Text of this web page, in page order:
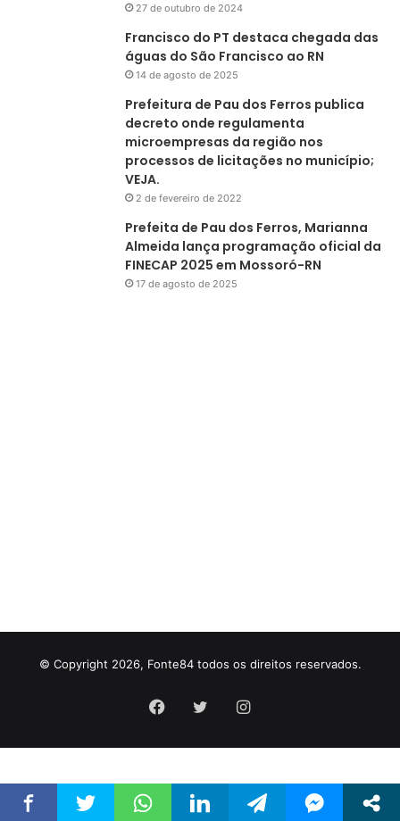
27 de outubro de 2024
Francisco do PT destaca chegada das
águas do São Francisco ao RN
14 de agosto de 2025
Prefeitura de Pau dos Ferros publica
decreto onde regulamenta
microempresas da região nos
processos de licitações no município;
VEJA.
2 de fevereiro de 2022
Prefeita de Pau dos Ferros, Marianna
Almeida lança programação oficial da
FINECAP 2025 em Mossoró-RN
17 de agosto de 2025
© Copyright 2026, Fonte84 todos os direitos reservados.
Facebook
TwitterInstagram